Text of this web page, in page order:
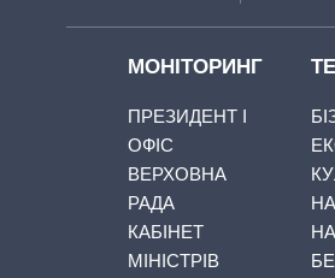
МОНІТОРИНГ
ПРЕЗИДЕНТ І
ОФІС
ВЕРХОВНА
РАДА
КАБІНЕТ
МІНІСТРІВ